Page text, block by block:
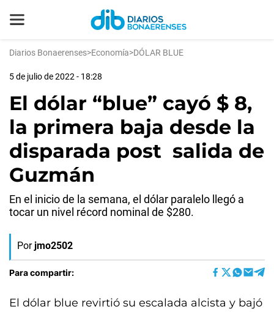
Diarios Bonaerenses>Economía>DÓLAR BLUE
5 de julio de 2022 - 18:28
El dólar “blue” cayó $ 8,
la primera baja desde la
disparada post salida de
Guzmán
En el inicio de la semana, el dólar paralelo llegó a
tocar un nivel récord nominal de $280.
Por jmo2502
Para compartir:
El dólar blue revirtió su escalada alcista y bajó